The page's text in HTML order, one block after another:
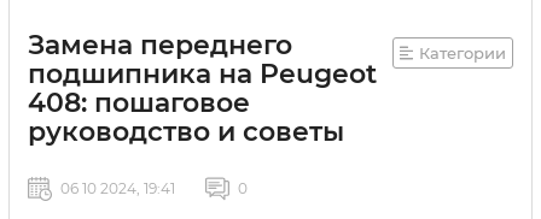
Замена переднего
подшипника на Peugeot
408: пошаговое
руководство и советы
Категории
06 10 2024, 19:41 0